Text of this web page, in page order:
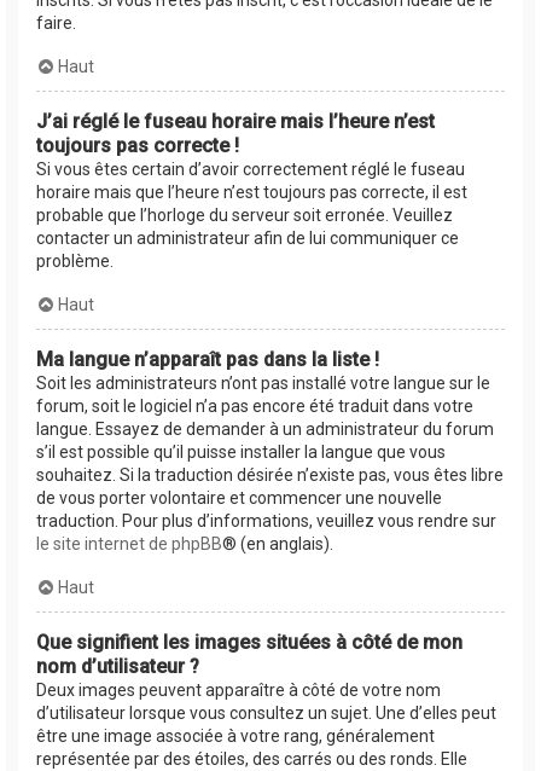
faire.
Haut
J’ai réglé le fuseau horaire mais l’heure n’est
toujours pas correcte !
Si vous êtes certain d’avoir correctement réglé le fuseau
horaire mais que l’heure n’est toujours pas correcte, il est
probable que l’horloge du serveur soit erronée. Veuillez
contacter un administrateur afin de lui communiquer ce
problème.
Haut
Ma langue n’apparaît pas dans la liste !
Soit les administrateurs n’ont pas installé votre langue sur le
forum, soit le logiciel n’a pas encore été traduit dans votre
langue. Essayez de demander à un administrateur du forum
s’il est possible qu’il puisse installer la langue que vous
souhaitez. Si la traduction désirée n’existe pas, vous êtes libre
de vous porter volontaire et commencer une nouvelle
traduction. Pour plus d’informations, veuillez vous rendre sur
le site internet de phpBB® (en anglais).
Haut
Que signifient les images situées à côté de mon
nom d’utilisateur ?
Deux images peuvent apparaître à côté de votre nom
d’utilisateur lorsque vous consultez un sujet. Une d’elles peut
être une image associée à votre rang, généralement
représentée par des étoiles, des carrés ou des ronds. Elle